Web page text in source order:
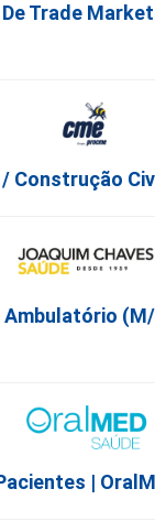
Trade
Construção
Ambulatório
|